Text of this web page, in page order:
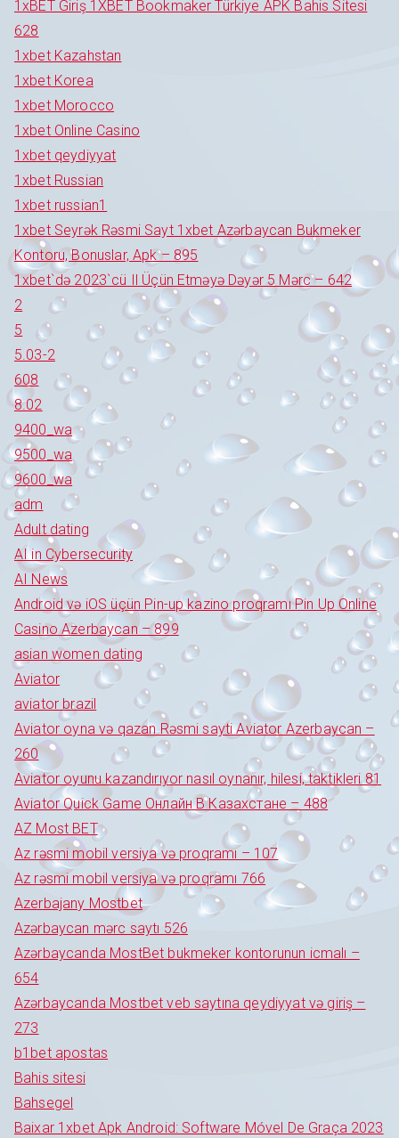
1xBET Giriş 1XBET Bookmaker Türkiye APK Bahis Sitesi
628
1xbet Kazahstan
1xbet Korea
1xbet Morocco
1xbet Online Casino
1xbet qeydiyyat
1xbet Russian
1xbet russian1
1xbet Seyrək Rəsmi Sayt 1xbet Azərbaycan Bukmeker
Kontoru, Bonuslar, Apk – 895
1xbet`də 2023`cü Il Üçün Etməyə Dəyər 5 Mərc – 642
2
5
5.03-2
608
8.02
9400_wa
9500_wa
9600_wa
adm
Adult dating
AI in Cybersecurity
AI News
Android və iOS üçün Pin-up kazino proqramı Pin Up Online
Casino Azerbaycan – 899
asian women dating
Aviator
aviator brazil
Aviator oyna və qazan Rəsmi sayti Aviator Azerbaycan –
260
Aviator oyunu kazandırıyor nasıl oynanır, hilesi, taktikleri 81
Aviator Quick Game Онлайн В Казахстане – 488
AZ Most BET
Az rəsmi mobil versiya və proqramı – 107
Az rəsmi mobil versiya və proqramı 766
Azerbajany Mostbet
Azərbaycan mərc saytı 526
Azərbaycanda MostBet bukmeker kontorunun icmalı –
654
Azərbaycanda Mostbet veb saytına qeydiyyat və giriş –
273
b1bet apostas
Bahis sitesi
Bahsegel
Baixar 1xbet Apk Android: Software Móvel De Graça 2023